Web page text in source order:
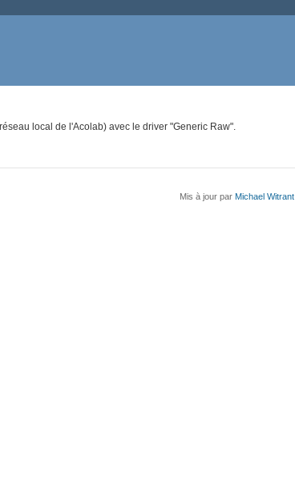
local de l'Acolab) avec le driver "Generic Raw".
Mis à jour par Michael Witrant